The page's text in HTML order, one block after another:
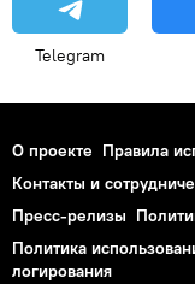
Telegram
О проекте Правила
Контакты и
Пресс-релизы
Политика
логирования